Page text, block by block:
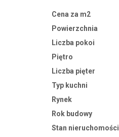
Cena za m2
Powierzchnia
Liczba pokoi
Piętro
Liczba pięter
Typ kuchni
Rynek
Rok budowy
Stan nieruchomości